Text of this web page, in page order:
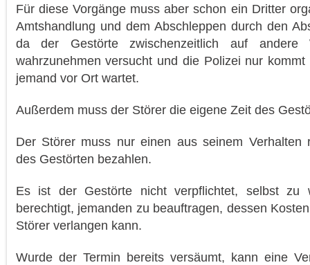
Für diese Vorgänge muss aber schon ein Dritter
Amtshandlung und dem Abschleppen durch den
da der Gestörte zwischenzeitlich auf andere
wahrzunehmen versucht und die Polizei nur
jemand vor Ort wartet.
Außerdem muss der Störer die eigene Zeit des
Der Störer muss nur einen aus seinem Verhalten
des Gestörten bezahlen.
Es ist der Gestörte nicht verpflichtet, selbst zu
berechtigt, jemanden zu beauftragen, dessen
Störer verlangen kann.
Wurde der Termin bereits versäumt, kann eine